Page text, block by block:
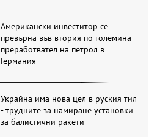
Американски инвеститор се
превърна във втория по големина
преработвател на петрол в
Германия
Украйна има нова цел в руския тил
- трудните за намиране установки
за балистични ракети